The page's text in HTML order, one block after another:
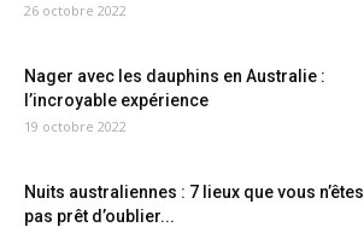
26 octobre 2022
Nager avec les dauphins en Australie :
l’incroyable expérience
19 octobre 2022
Nuits australiennes : 7 lieux que vous n’êtes
pas prêt d’oublier...